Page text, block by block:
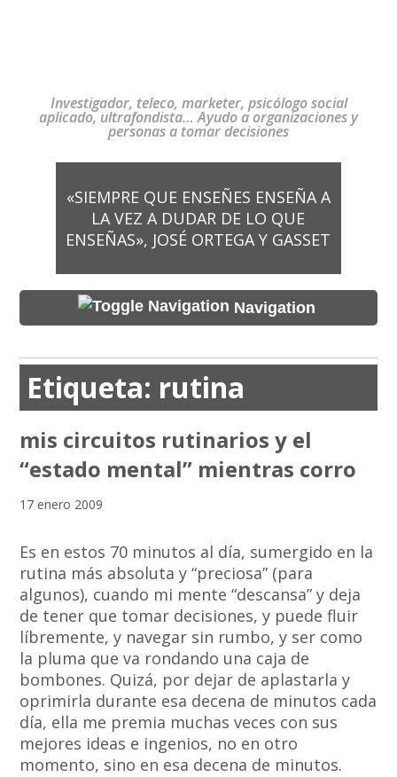
Investigador, teleco, marketer, psicólogo social
aplicado, ultrafondista… Ayudo a organizaciones y
personas a tomar decisiones
«SIEMPRE QUE ENSEÑES ENSEÑA A
LA VEZ A DUDAR DE LO QUE
ENSEÑAS», JOSÉ ORTEGA Y GASSET
Navigation
Etiqueta: rutina
mis circuitos rutinarios y el
“estado mental” mientras corro
17 enero 2009
Es en estos 70 minutos al día, sumergido en la
rutina más absoluta y “preciosa” (para
algunos), cuando mi mente “descansa” y deja
de tener que tomar decisiones, y puede fluir
líbremente, y navegar sin rumbo, y ser como
la pluma que va rondando una caja de
bombones. Quizá, por dejar de aplastarla y
oprimirla durante esa decena de minutos cada
día, ella me premia muchas veces con sus
mejores ideas e ingenios, no en otro
momento, sino en esa decena de minutos.